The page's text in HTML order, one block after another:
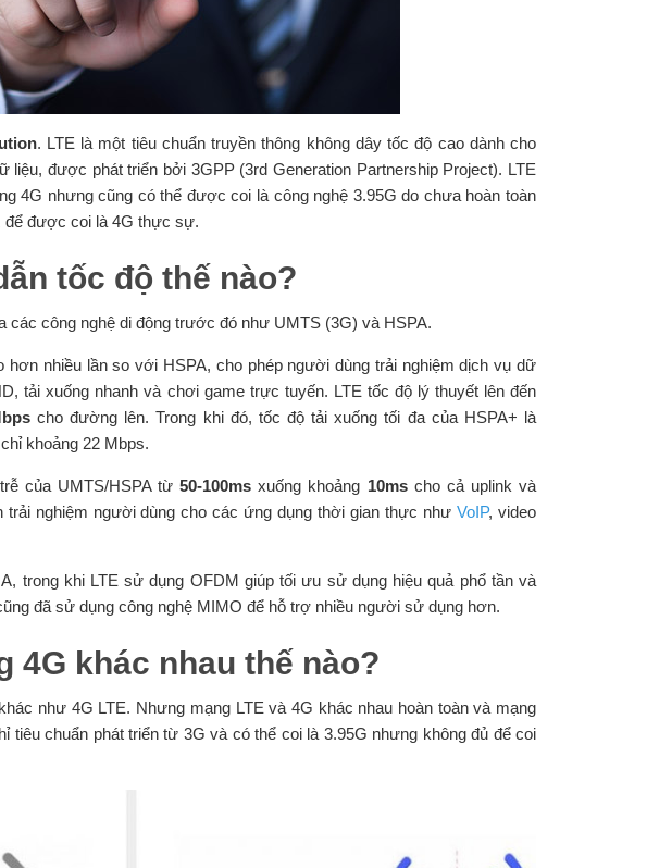
. LTE là một tiêu chuẩn truyền thông không dây tốc độ cao dành cho
liệu, được phát triển bởi 3GPP (3rd Generation Partnership Project). LTE
4G nhưng cũng có thể được coi là công nghệ 3.95G do chưa hoàn toàn
để được coi là 4G thực sự.
tốc độ thế nào?
các công nghệ di động trước đó như UMTS (3G) và HSPA.
hơn nhiều lần so với HSPA, cho phép người dùng trải nghiệm dịch vụ dữ
tải xuống nhanh và chơi game trực tuyến. LTE tốc độ lý thuyết lên đến
cho đường lên. Trong khi đó, tốc độ tải xuống tối đa của HSPA+ là
khoảng 22 Mbps.
của UMTS/HSPA từ50-100ms xuống khoảng 10mscho cả uplink và
trải nghiệm người dùng cho các ứng dụng thời gian thực nhưVoIP, video
trong khi LTE sử dụng OFDM giúp tối ưu sử dụng hiệu quả phổ tần và
đã sử dụng công nghệ MIMO để hỗ trợ nhiều người sử dụng hơn.
4G khác nhau thế nào?
như 4G LTE. Nhưng mạng LTE và 4G khác nhau hoàn toàn và mạng
tiêu chuẩn phát triển từ 3G và có thể coi là 3.95G nhưng không đủ để coi